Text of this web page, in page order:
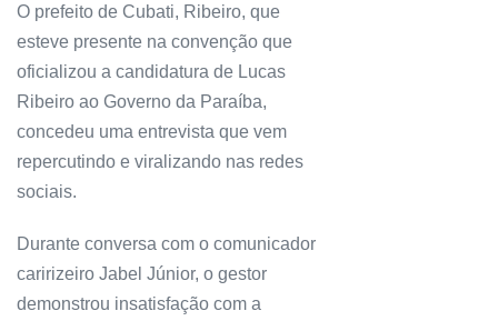
O prefeito de Cubati, Ribeiro, que
esteve presente na convenção que
oficializou a candidatura de Lucas
Ribeiro ao Governo da Paraíba,
concedeu uma entrevista que vem
repercutindo e viralizando nas redes
sociais.
Durante conversa com o comunicador
caririzeiro Jabel Júnior, o gestor
demonstrou insatisfação com a